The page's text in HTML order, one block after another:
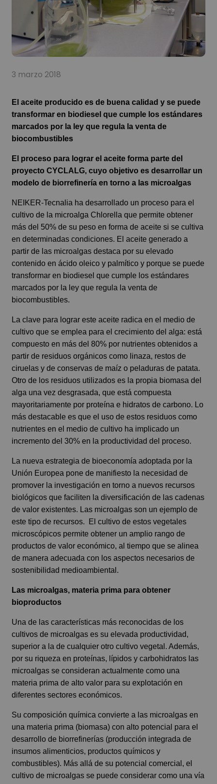
3 marzo 2018
El aceite producido es de buena calidad y se puede
transformar en biodiesel que cumple los estándares
marcados por la ley que regula la venta de
biocombustibles
El proceso para lograr el aceite forma parte del
proyecto CYCLALG, cuyo objetivo es desarrollar un
modelo de biorrefinería en torno a las microalgas
NEIKER-Tecnalia ha desarrollado un proceso para el
cultivo de la microalga Chlorella que permite obtener
más del 50% de su peso en forma de aceite si se cultiva
en determinadas condiciones. El aceite generado a
partir de las microalgas destaca por su elevado
contenido en ácido oleico y palmítico y porque se puede
transformar en biodiesel que cumple los estándares
marcados por la ley que regula la venta de
biocombustibles.
La clave para lograr este aceite radica en el medio de
cultivo que se emplea para el crecimiento del alga: está
compuesto en más del 80% por nutrientes obtenidos a
partir de residuos orgánicos como linaza, restos de
ciruelas y de conservas de maíz o peladuras de patata.
Otro de los residuos utilizados es la propia biomasa del
alga una vez desgrasada, que está compuesta
mayoritariamente por proteína e hidratos de carbono. Lo
más destacable es que el uso de estos residuos como
nutrientes en el medio de cultivo ha implicado un
incremento del 30% en la productividad del proceso.
La nueva estrategia de bioeconomía adoptada por la
Unión Europea pone de manifiesto la necesidad de
promover la investigación en torno a nuevos recursos
biológicos que faciliten la diversificación de las cadenas
de valor existentes. Las microalgas son un ejemplo de
este tipo de recursos. El cultivo de estos vegetales
microscópicos permite obtener un amplio rango de
productos de valor económico, al tiempo que se alinea
de manera adecuada con los aspectos necesarios de
sostenibilidad medioambiental.
Las microalgas, materia prima para obtener
bioproductos
Una de las características más reconocidas de los
cultivos de microalgas es su elevada productividad,
superior a la de cualquier otro cultivo vegetal. Además,
por su riqueza en proteínas, lípidos y carbohidratos las
microalgas se consideran actualmente como una
materia prima de alto valor para su explotación en
diferentes sectores económicos.
Su composición química convierte a las microalgas en
una materia prima (biomasa) con alto potencial para el
desarrollo de biorrefinerías (producción integrada de
insumos alimenticios, productos químicos y
combustibles). Más allá de su potencial comercial, el
cultivo de microalgas se puede considerar como una vía